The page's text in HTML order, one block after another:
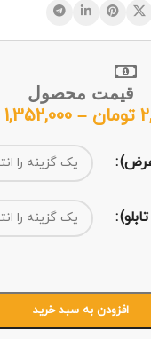
قیمت محصول
تومان –
1,352,000
افزودن به سبد خرید